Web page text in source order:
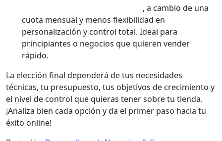
, a cambio de una
cuota mensual y menos flexibilidad en
personalización y control total. Ideal para
principiantes o negocios que quieren vender
rápido.
La elección final dependerá de tus necesidades
técnicas, tu presupuesto, tus objetivos de crecimiento y
el nivel de control que quieras tener sobre tu tienda.
¡Analiza bien cada opción y da el primer paso hacia tu
éxito online!